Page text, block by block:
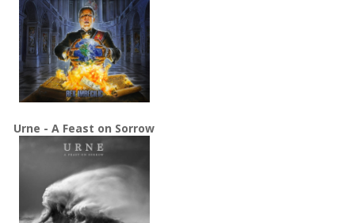
Urne - A Feast on Sorrow